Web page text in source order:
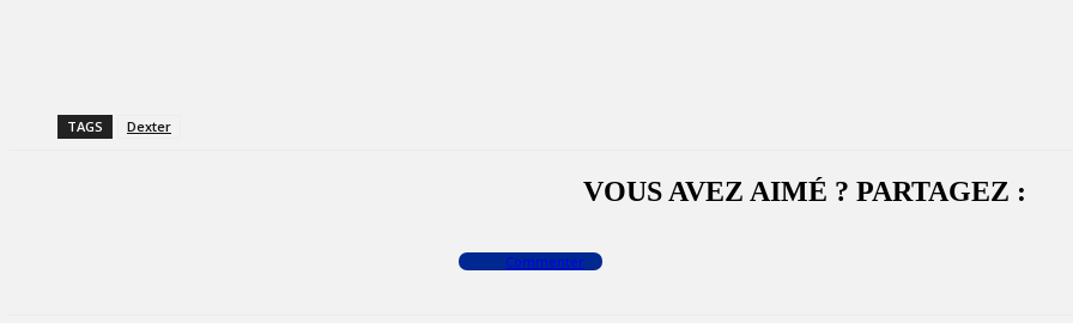
TAGS Dexter
VOUS AVEZ AIMÉ ? PARTAGEZ :
Commenter